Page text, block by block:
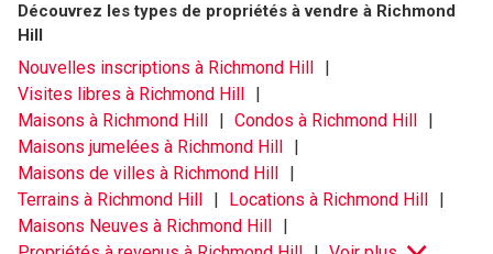
Découvrez les types de propriétés à vendre à Richmond
Hill
Nouvelles inscriptions à Richmond Hill
Visites libres à Richmond Hill
Maisons à Richmond Hill
Condos à Richmond Hill
Maisons jumelées à Richmond Hill
Maisons de villes à Richmond Hill
Terrains à Richmond Hill
Locations à Richmond Hill
Maisons Neuves à Richmond Hill